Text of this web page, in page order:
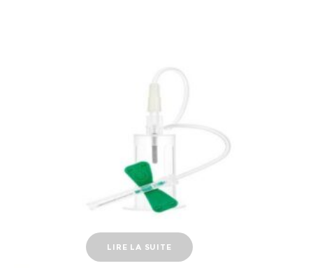
LIRE LA SUITE